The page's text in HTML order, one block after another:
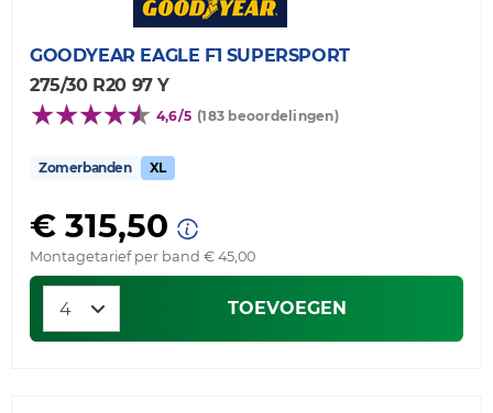
GOODYEAR EAGLE F1 SUPERSPORT
275/30 R20 97 Y
4,6/5 (183 beoordelingen)
Zomerbanden XL
€ 315,50
Montagetarief per band € 45,00
TOEVOEGEN